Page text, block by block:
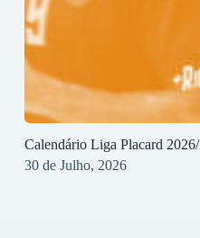
Calendário Liga Placard
30 de Julho, 2026